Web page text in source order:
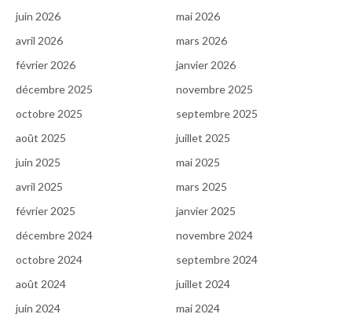
juin 2026
mai 2026
avril 2026
mars 2026
février 2026
janvier 2026
décembre 2025
novembre 2025
octobre 2025
septembre 2025
août 2025
juillet 2025
juin 2025
mai 2025
avril 2025
mars 2025
février 2025
janvier 2025
décembre 2024
novembre 2024
octobre 2024
septembre 2024
août 2024
juillet 2024
juin 2024
mai 2024